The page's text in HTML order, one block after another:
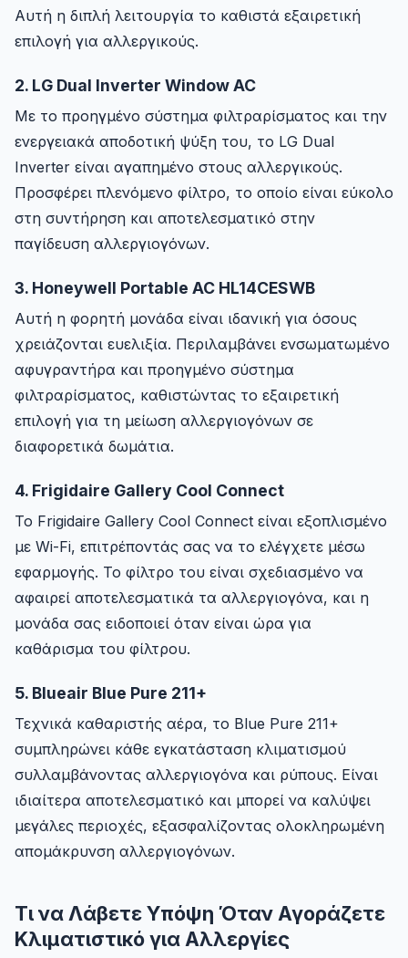
Αυτή η διπλή λειτουργία το καθιστά εξαιρετική
επιλογή για αλλεργικούς.
2. LG Dual Inverter Window AC
Με το προηγμένο σύστημα φιλτραρίσματος και την
ενεργειακά αποδοτική ψύξη του, το LG Dual
Inverter είναι αγαπημένο στους αλλεργικούς.
Προσφέρει πλενόμενο φίλτρο, το οποίο είναι εύκολο
στη συντήρηση και αποτελεσματικό στην
παγίδευση αλλεργιογόνων.
3. Honeywell Portable AC HL14CESWB
Αυτή η φορητή μονάδα είναι ιδανική για όσους
χρειάζονται ευελιξία. Περιλαμβάνει ενσωματωμένο
αφυγραντήρα και προηγμένο σύστημα
φιλτραρίσματος, καθιστώντας το εξαιρετική
επιλογή για τη μείωση αλλεργιογόνων σε
διαφορετικά δωμάτια.
4. Frigidaire Gallery Cool Connect
Το Frigidaire Gallery Cool Connect είναι εξοπλισμένο
με Wi-Fi, επιτρέποντάς σας να το ελέγχετε μέσω
εφαρμογής. Το φίλτρο του είναι σχεδιασμένο να
αφαιρεί αποτελεσματικά τα αλλεργιογόνα, και η
μονάδα σας ειδοποιεί όταν είναι ώρα για
καθάρισμα του φίλτρου.
5. Blueair Blue Pure 211+
Τεχνικά καθαριστής αέρα, το Blue Pure 211+
συμπληρώνει κάθε εγκατάσταση κλιματισμού
συλλαμβάνοντας αλλεργιογόνα και ρύπους. Είναι
ιδιαίτερα αποτελεσματικό και μπορεί να καλύψει
μεγάλες περιοχές, εξασφαλίζοντας ολοκληρωμένη
απομάκρυνση αλλεργιογόνων.
Τι να Λάβετε Υπόψη Όταν Αγοράζετε
Κλιματιστικό για Αλλεργίες